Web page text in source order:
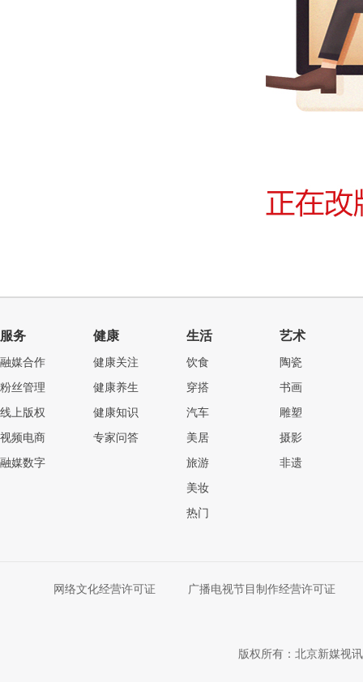
服务
融媒合作
粉丝管理
线上版权
视频电商
融媒数字
健康
健康关注
健康养生
健康知识
专家问答
生活
饮食
穿搭
汽车
美居
旅游
美妆
热门
艺术
陶瓷
书画
雕塑
摄影
非遗
网络文化经营许可证 广播电视节目制作经营许可证
版权所有：北京新媒